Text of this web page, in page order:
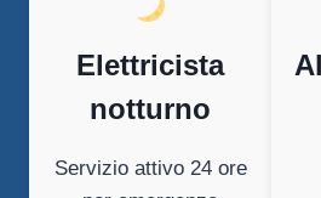
Elettricista
notturno
Servizio attivo 24 ore